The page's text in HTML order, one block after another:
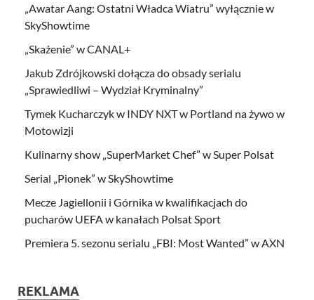
„Awatar Aang: Ostatni Władca Wiatru” wyłącznie w
SkyShowtime
„Skażenie” w CANAL+
Jakub Zdrójkowski dołącza do obsady serialu
„Sprawiedliwi – Wydział Kryminalny”
Tymek Kucharczyk w INDY NXT w Portland na żywo w
Motowizji
Kulinarny show „SuperMarket Chef” w Super Polsat
Serial „Pionek” w SkyShowtime
Mecze Jagiellonii i Górnika w kwalifikacjach do
pucharów UEFA w kanałach Polsat Sport
Premiera 5. sezonu serialu „FBI: Most Wanted” w AXN
REKLAMA